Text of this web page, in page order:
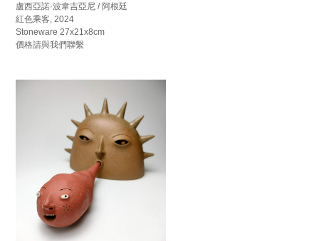
盧西亞諾·波韋吉亞尼 / 阿根廷
紅色乘客, 2024
Stoneware 27x21x8cm
價格請與我們聯繫